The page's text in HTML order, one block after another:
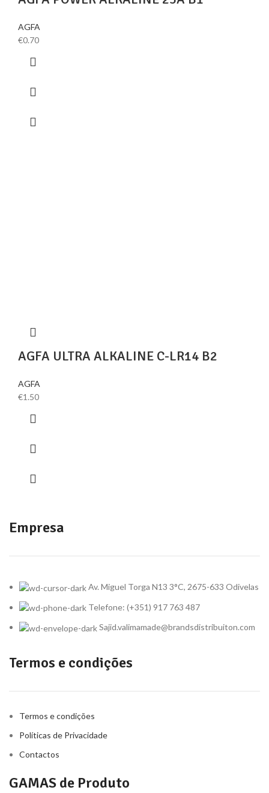
AGFA
€0.70
AGFA ULTRA ALKALINE C-LR14 B2
AGFA
€1.50
Empresa
Av. Miguel Torga N13 3°C, 2675-633 Odivelas
Telefone: (+351) 917 763 487
Sajid.valimamade@brandsdistribuiton.com
Termos e condições
Termos e condições
Políticas de Privacidade
Contactos
GAMAS de Produto